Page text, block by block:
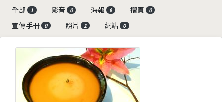
全部
1 影音 0 海報 0 摺頁 0
宣傳手冊 0 照片 1 網站 0